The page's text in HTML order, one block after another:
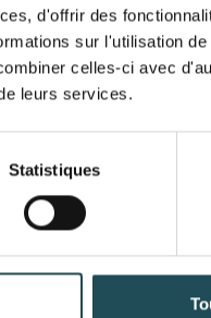
d'offrir des
sur l'utilisation
celles-ci avec
leurs services.
Statistiques
500
25
Gleditsia
d'Amérique